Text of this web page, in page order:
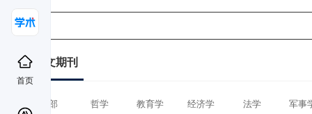
首页
中文期刊
全部 哲学 教育学 经济学 法学 军事